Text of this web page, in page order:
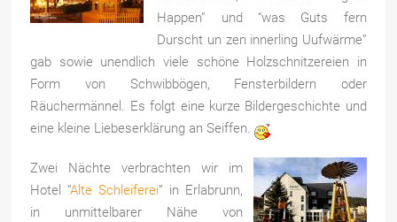
Happen” und “was Guts fern
Durscht un zen innerling Uufwärme”
gab sowie unendlich viele schöne Holzschnitzereien in
Form von Schwibbögen, Fensterbildern oder
Räuchermännel. Es folgt eine kurze Bildergeschichte und
eine kleine Liebeserklärung anSeiffen.
Zwei Nächte verbrachten wir im
Hotel “Alte Schleiferei” in Erlabrunn,
in unmittelbarer Nähe von